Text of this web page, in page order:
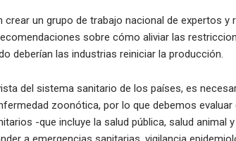
crear un grupo de trabajo nacional de expertos y
sobre cómo aliviar las
deberían las industrias reiniciar la producción.
del sistema sanitario de los países, es
zoonótica, por lo que debemos evaluar
-que incluye la salud pública, salud animal